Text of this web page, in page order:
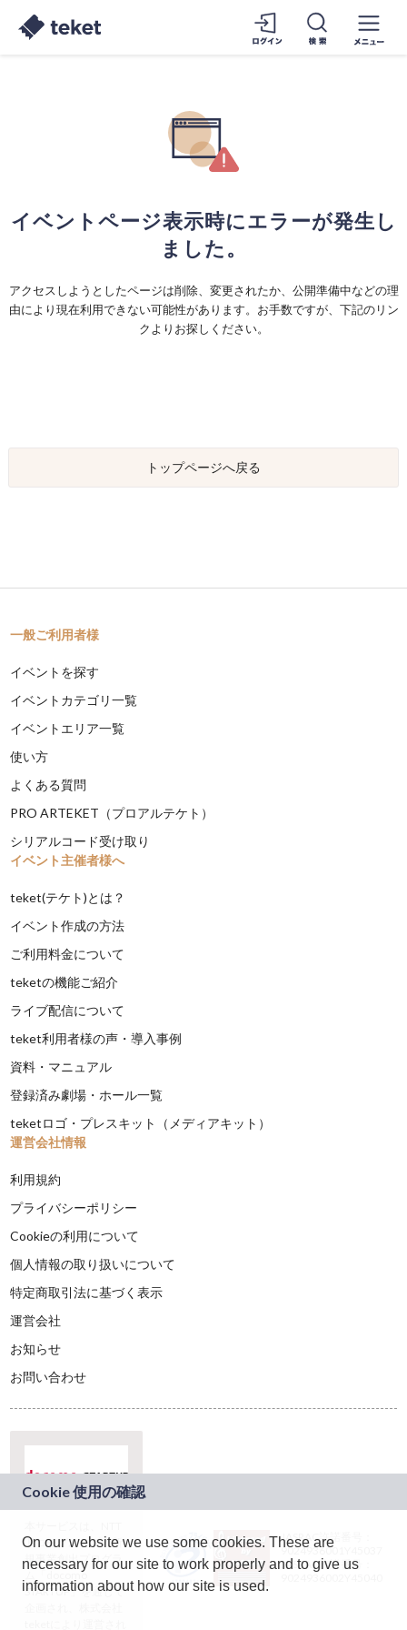
イベントページ表示時にエラーが発生し
ました。
アクセスしようとしたページは削除、変更されたか、公開準備中などの理
由により現在利用できない可能性があります。お手数ですが、下記のリン
クよりお探しください。
トップページへ戻る
一般ご利用者様
イベントを探す
イベントカテゴリ一覧
イベントエリア一覧
使い方
よくある質問
PRO ARTEKET（プロアルテケト）
シリアルコード受け取り
イベント主催者様へ
teket(テケト)とは？
イベント作成の方法
ご利用料金について
teketの機能ご紹介
ライブ配信について
teket利用者様の声・導入事例
資料・マニュアル
登録済み劇場・ホール一覧
teketロゴ・プレスキット（メディアキット）
運営会社情報
利用規約
プライバシーポリシー
Cookieの利用について
個人情報の取り扱いについて
特定商取引法に基づく表示
運営会社
お知らせ
お問い合わせ
ドコモグループの新
規事業創出プログラ
ム「docomo
STARTUP」を通じて
JASRAC許諾番号：
9024936001Y45037
JASRAC許諾番号：
On our website we use some cookies. These are
necessary for our site to work properly and to give us
information about how our site is used.